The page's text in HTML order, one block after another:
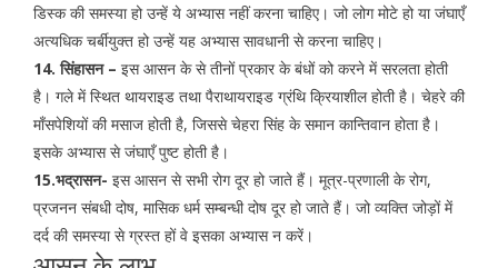
डिस्क की समस्या हो उन्हें ये अभ्यास नहीं करना चाहिए। जो लोग मोटे हो या जंघाएँ
अत्यधिक चर्बीयुक्त हो उन्हें यह अभ्यास सावधानी से करना चाहिए।
14. सिंहासन – इस आसन के से तीनों प्रकार के बंधों को करने में सरलता होती
है। गले में स्थित थायराइड तथा पैराथायराइड ग्रंथि क्रियाशील होती है। चेहरे की
माँसपेशियों की मसाज होती है, जिससे चेहरा सिंह के समान कान्तिवान होता है।
इसके अभ्यास से जंघाएँ पुष्ट होती है।
15.भद्रासन- इस आसन से सभी रोग दूर हो जाते हैं। मूत्र-प्रणाली के रोग,
प्रजनन संबधी दोष, मासिक धर्म सम्बन्धी दोष दूर हो जाते हैं। जो व्यक्ति जोड़ों में
दर्द की समस्या से ग्रस्त हों वे इसका अभ्यास न करें।